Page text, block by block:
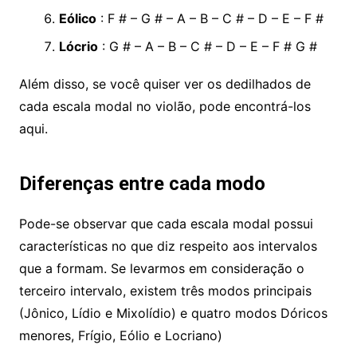
Eólico: F # – G # – A – B – C # – D – E – F #
Lócrio: G # – A – B – C # – D – E – F # G #
Além disso, se você quiser ver os dedilhados de
cada escala modal no violão, pode encontrá-los
aqui.
Diferenças entre cada modo
Pode-se observar que cada escala modal possui
características no que diz respeito aos intervalos
que a formam. Se levarmos em consideração o
terceiro intervalo, existem três modos principais
(Jônico, Lídio e Mixolídio) e quatro modos Dóricos
menores, Frígio, Eólio e Locriano)